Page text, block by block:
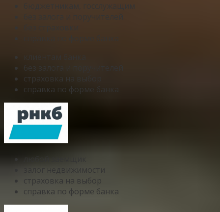
бюджетникам, госслужащим
без залога и поручителей
страховка на выбор
справка по форме банка
любой заемщик
залог недвижимости
страховка на выбор
справка по форме банка